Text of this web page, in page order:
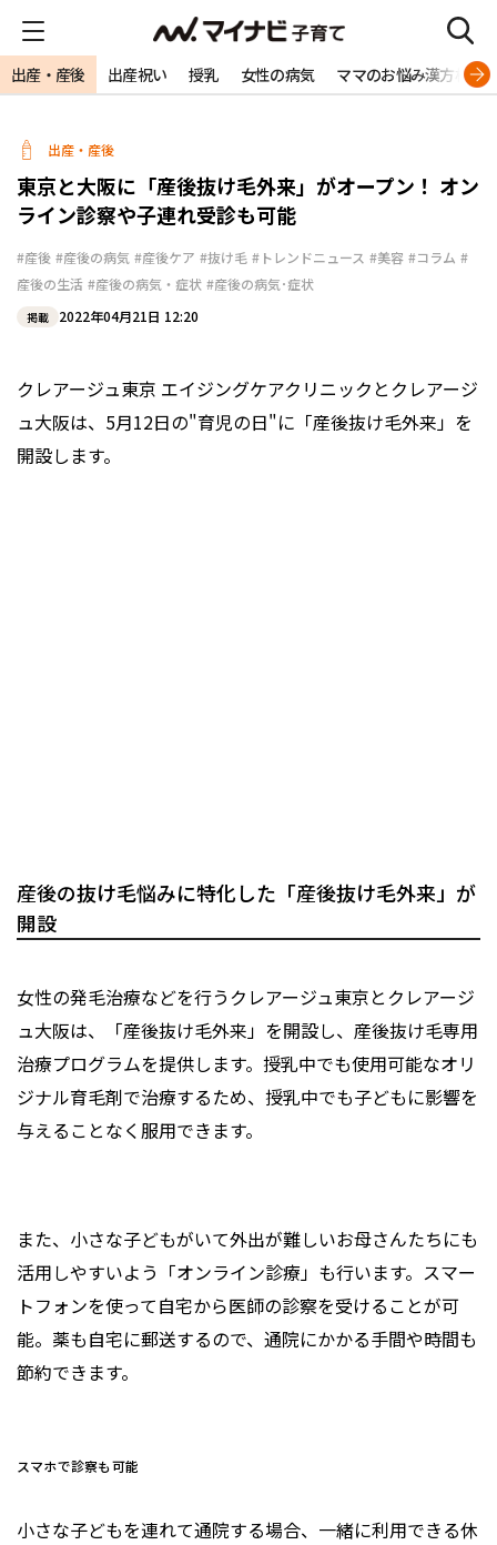
出産・産後 出産祝い 授乳 女性の病気 ママのお悩み漢方相談
出産・産後
東京と大阪に「産後抜け毛外来」がオープン！ オン
ライン診察や子連れ受診も可能
#産後 #産後の病気 #産後ケア #抜け毛 #トレンドニュース #美容 #コラム #
産後の生活 #産後の病気・症状 #産後の病気･症状
掲載 2022年04月21日 12:20
クレアージュ東京 エイジングケアクリニックとクレアージ
ュ大阪は、5月12日の"育児の日"に「産後抜け毛外来」を
開設します。
産後の抜け毛悩みに特化した「産後抜け毛外来」が
開設
女性の発毛治療などを行うクレアージュ東京とクレアージ
ュ大阪は、「産後抜け毛外来」を開設し、産後抜け毛専用
治療プログラムを提供します。授乳中でも使用可能なオリ
ジナル育毛剤で治療するため、授乳中でも子どもに影響を
与えることなく服用できます。
また、小さな子どもがいて外出が難しいお母さんたちにも
活用しやすいよう「オンライン診療」も行います。スマー
トフォンを使って自宅から医師の診察を受けることが可
能。薬も自宅に郵送するので、通院にかかる手間や時間も
節約できます。
スマホで診察も可能
小さな子どもを連れて通院する場合、一緒に利用できる休